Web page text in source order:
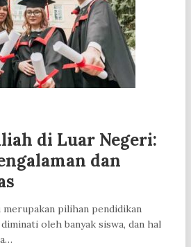
di Luar Negeri:
dan
pilihan pendidikan
oleh banyak siswa, dan hal